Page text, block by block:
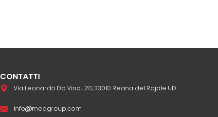
CONTATTI
Via Leonardo Da Vinci, 20, 33010 Reana del Rojale UD
info mepgroup.com